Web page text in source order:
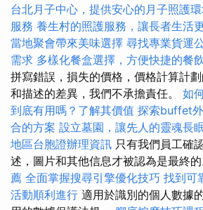
台北月子中心，提供安心的月子照護
服務 養生村的照護服務，讓長者生活
當地聚會帶來美味選擇 尋找專業貨運
需求 多樣化餐盒選擇，方便快捷的餐
拼寫錯誤，損失的價格，價格計算計
和描述的差異，我們不承擔責任。 如
到底有用嗎？了解其價值 探索buffet
合的方案 設立墓園，讓先人的靈魂長
地區台胞證辦理資訊 只有我們員工確
述，圖片和其他信息才被認為是最終的
薦 全面掌握搜尋引擎優化技巧 找到可
活動順利進行 適用於識別的個人數據